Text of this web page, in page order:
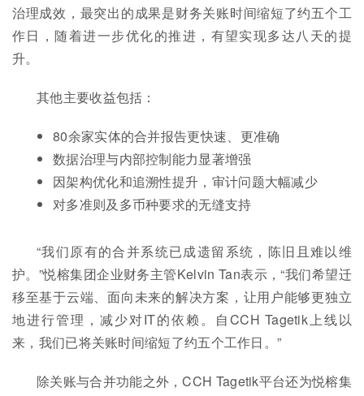
治理成效，最突出的成果是财务关账时间缩短了约五个工
作日，随着进一步优化的推进，有望实现多达八天的提
升。
其他主要收益包括：
80余家实体的合并报告更快速、更准确
数据治理与内部控制能力显著增强
因架构优化和追溯性提升，审计问题大幅减少
对多准则及多币种要求的无缝支持
“我们原有的合并系统已成遗留系统，陈旧且难以维
护。”悦榕集团企业财务主管Kelvin Tan表示，“我们希望迁
移至基于云端、面向未来的解决方案，让用户能够更独立
地进行管理，减少对IT的依赖。自CCH Tagetik上线以
来，我们已将关账时间缩短了约五个工作日。”
除关账与合并功能之外，CCH Tagetik平台还为悦榕集